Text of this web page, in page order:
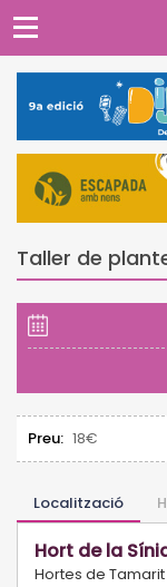
Taller de
Preu: 18€
Localització
Hort de la
Hortes de